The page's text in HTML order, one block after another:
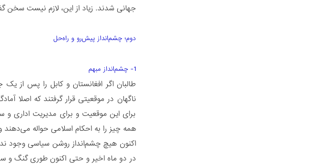
جهانی شدند. زیاد از این، لازم نیست
دوم؛ چشم‌انداز پیش‌رو و راه‌حل
1- چشم‌انداز مبهم
طالبان اگر افغانستان و کابل را پس
ناگهان در موقعیتی قرار گرفتند که اصلا
برای این موقعیت و برای مدیریت اداری
همه چیز را به احکام اسلامی حواله
اکنون هیچ چشم‌انداز روشن سیاسی وجود
در دو ماه اخیر و حتی اکنون طوری گنگ و